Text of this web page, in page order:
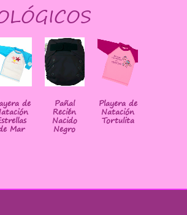
de
Mar
Pañal
Recién
Nacido
Negro
Playera de
Natación
Tortulita